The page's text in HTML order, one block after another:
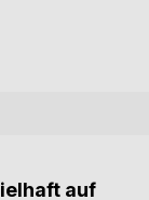
auf